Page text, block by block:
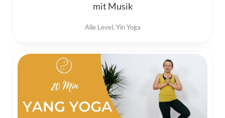
mit Musik
Alle Level, Yin Yoga